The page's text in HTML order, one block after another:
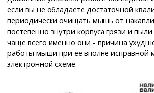
если вы не обладаете достаточной
периодически очищать мышь от
постепенно внутри корпуса грязи и
чаще всего именно они - причина
работы мыши при ее вполне исправной
электронной схеме.